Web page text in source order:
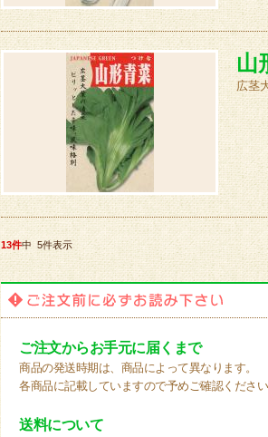
山
広茎
13件中 5件表示
ご注文からお手元に届くまで
商品の発送時期は、商品によって異なります。
各商品に記載していますので予めご確認ください
送料について